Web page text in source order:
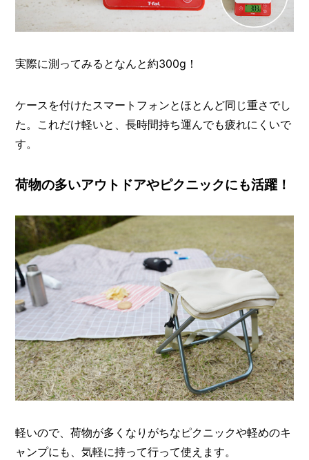
実際に測ってみるとなんと約300g！
ケースを付けたスマートフォンとほとんど同じ重さでし
た。これだけ軽いと、長時間持ち運んでも疲れにくいで
す。
荷物の多いアウトドアやピクニックにも活躍！
軽いので、荷物が多くなりがちなピクニックや軽めのキ
ャンプにも、気軽に持って行って使えます。